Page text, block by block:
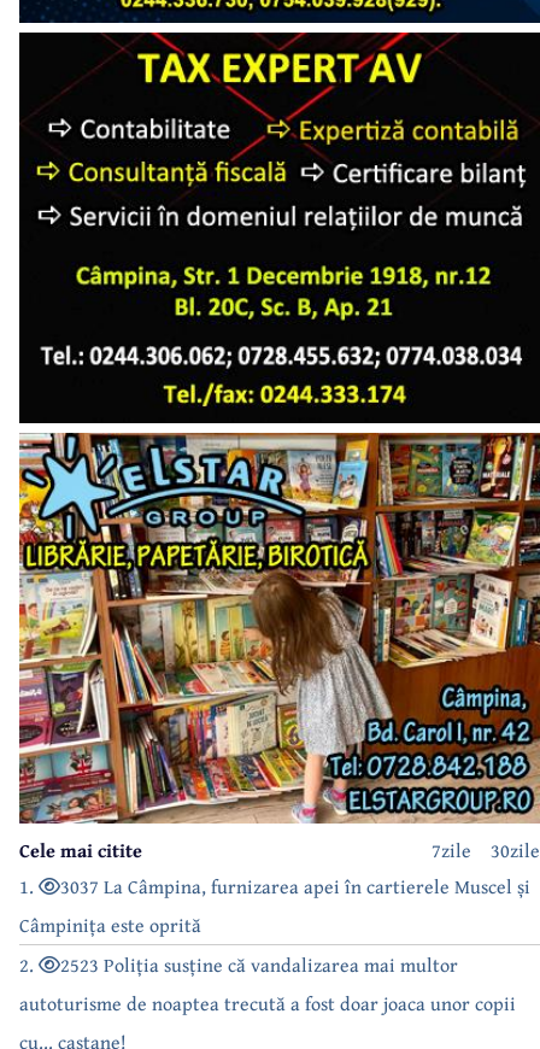
30zile
7zile
Cele mai citite
1.
3037 La Câmpina, furnizarea apei în cartierele Muscel și
Câmpinița este oprită
2.
2523 Poliția susține că vandalizarea mai multor
autoturisme de noaptea trecută a fost doar joaca unor copii
cu... castane!